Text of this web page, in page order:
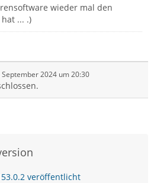
wieder mal den
... .)
September 2024 um 20:30
veröffentlicht